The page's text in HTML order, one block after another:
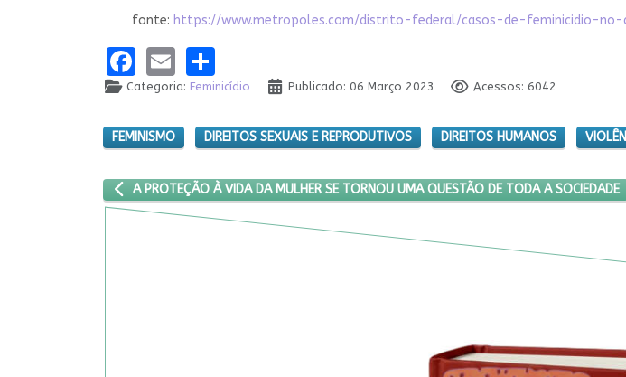
fonte: https://www.metropoles.com/distrito-federal/casos-de-feminicidio-
Facebook
Email
Categoria: Feminicídio Publicado: 06 Março 2023 Acessos: 6042
FEMINISMO DIREITOS SEXUAIS E REPRODUTIVOS DIREITOS HUMANOS
ARTIGO ANTERIOR: A PROTEÇÃO À VIDA DA MULHER SE TORNOU UMA QUESTÃO DE
A PROTEÇÃO À VIDA DA MULHER SE TORNOU UMA QUESTÃO DE TODA A SOCIEDADE